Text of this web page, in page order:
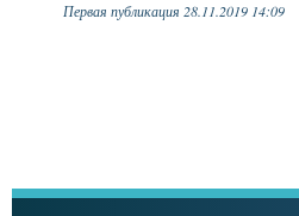
Первая публикация 28.11.2019 14:09